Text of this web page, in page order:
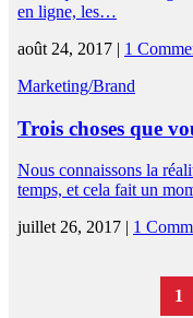
en ligne, les…
août 24, 2017 | 1
Marketing/Brand
Trois choses que
Nous connaissons la
temps, et cela fait un
juillet 26, 2017 | 1
1